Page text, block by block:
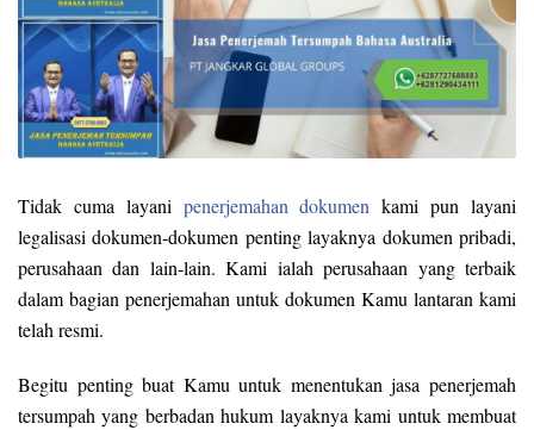
Tidak cuma layani penerjemahan dokumen kami pun layani
legalisasi dokumen-dokumen penting layaknya dokumen pribadi,
perusahaan dan lain-lain. Kami ialah perusahaan yang terbaik
dalam bagian penerjemahan untuk dokumen Kamu lantaran kami
telah resmi.
Begitu penting buat Kamu untuk menentukan jasa penerjemah
tersumpah yang berbadan hukum layaknya kami untuk membuat